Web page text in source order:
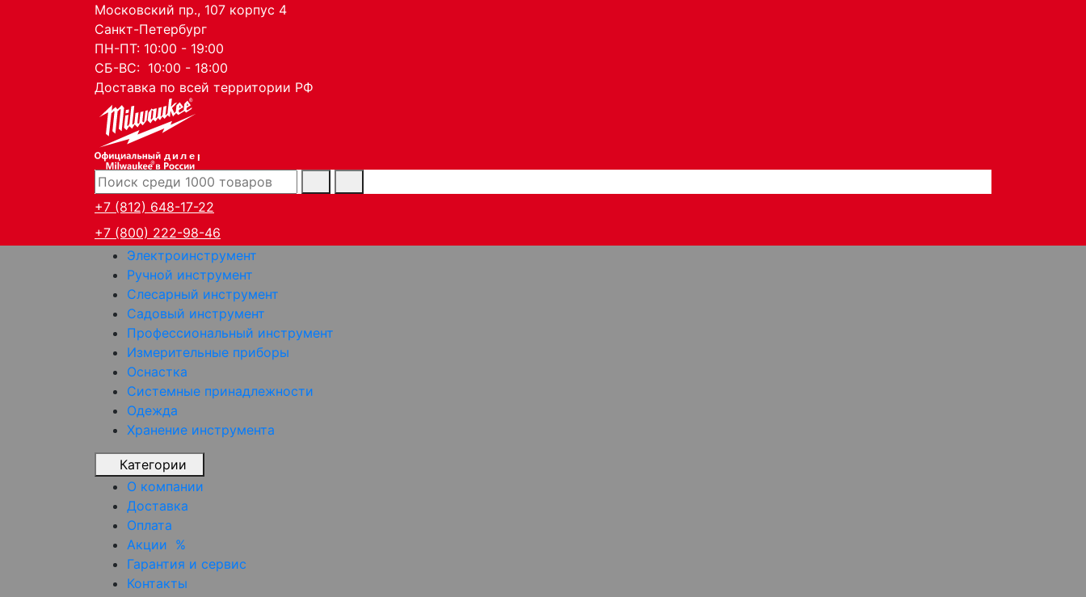
Московский пр., 107 корпус 4
Санкт-Петербург
ПН-ПТ: 10:00 - 19:00
СБ-ВС: 10:00 - 18:00
Доставка по всей территории РФ
дилер
+7 (812) 648-17-22
+7 (800) 222-98-46
Электроинструмент
Ручной инструмент
Слесарный инструмент
Садовый инструмент
Профессиональный инструмент
Измерительные приборы
Оснастка
Системные принадлежности
Одежда
Хранение инструмента
Категории
О компании
Доставка
Оплата
Акции %
Гарантия и сервис
Контакты